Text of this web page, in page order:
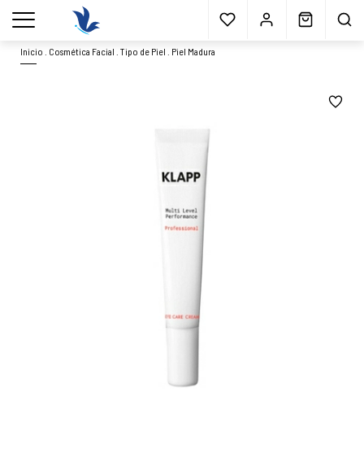
Envío gratisa partir 40€* Muestras gratis Blog
menu
Inicio Cosmética Facial .Tipo de Piel Piel Madura